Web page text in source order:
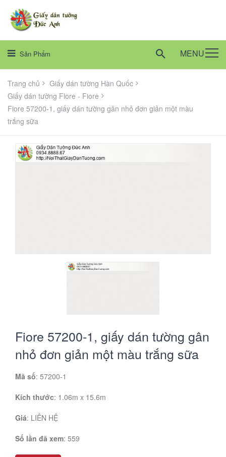
Sản Phẩm MENU
Trang chủ
Giấy dán tường Hàn Quốc
Giấy dán tường Flore - Fiore
Fiore 57200-1, giấy dán tường gân nhỏ đơn giản một màu
trắng sữa
Fiore 57200-1, giấy dán tường gân
nhỏ đơn giản một màu trắng sữa
Mã số: 57200-1
Kích thước: 1.06m x 15.6m
Giá: LIÊN HỆ
Số lần đã xem: 559